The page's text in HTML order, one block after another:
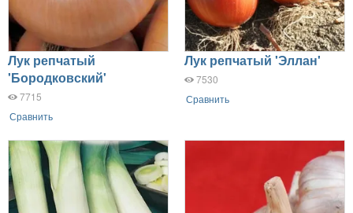
Лук репчатый
'Бородковский'
7715
Сравнить
Лук репчатый 'Эллан'
7530
Сравнить